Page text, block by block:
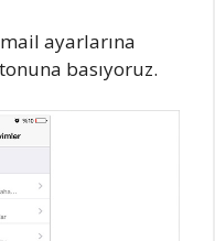
ayarlarına
basıyoruz.